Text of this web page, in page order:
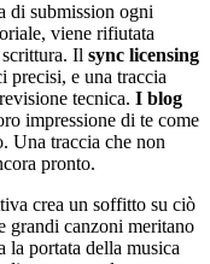
di submission ogni
viene rifiutata
Il sync licensing
precisi, e una traccia
tecnica. I blog
impressione di te come
Una traccia che non
pronto.
crea un soffitto su ciò
grandi canzoni meritano
la portata della musica